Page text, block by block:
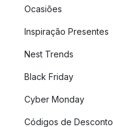
Ocasiões
Inspiração Presentes
Nest Trends
Black Friday
Cyber Monday
Códigos de Desconto